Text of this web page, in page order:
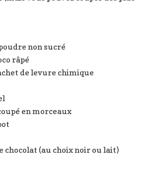
non sucré
râpé
de levure chimique
en morceaux
chocolat (au choix noir ou lait)